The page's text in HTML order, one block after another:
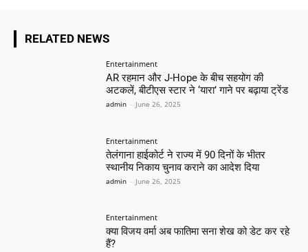
RELATED NEWS
Entertainment
AR रहमान और J-Hope के बीच सहयोग की
अटकलें, बीटीएस स्टार ने ‘यारा’ गाने पर बढ़ाया ट्रेंड
admin - June 26, 2025
Entertainment
तेलंगाना हाईकोर्ट ने राज्य में 90 दिनों के भीतर
स्थानीय निकाय चुनाव कराने का आदेश दिया
admin - June 26, 2025
Entertainment
क्या विजय वर्मा अब फातिमा सना शेख को डेट कर रहे
हैं?